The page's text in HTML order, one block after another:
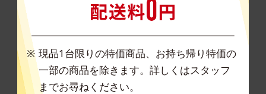
現品1台限りの特価商品、お持ち帰り特価の
一部の商品を除きます。詳しくはスタッフ
までお尋ねください。